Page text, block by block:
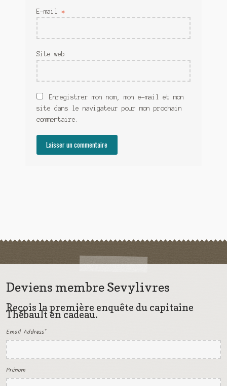
E-mail *
Site web
Enregistrer mon nom, mon e-mail et mon
site dans le navigateur pour mon prochain
commentaire.
Deviens membre Sevylivres
Reçois la première enquête du capitaine
Thébault en cadeau.
Email Address*
Prénom